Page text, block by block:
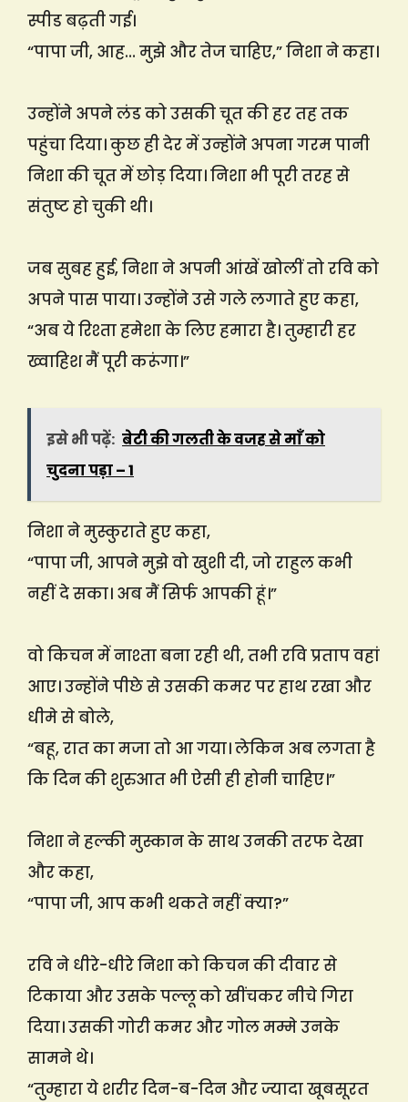
स्पीड बढ़ती गई।
“पापा जी, आह… मुझे और तेज चाहिए,” निशा ने कहा।
उन्होंने अपने लंड को उसकी चूत की हर तह तक
पहुंचा दिया। कुछ ही देर में उन्होंने अपना गरम पानी
निशा की चूत में छोड़ दिया। निशा भी पूरी तरह से
संतुष्ट हो चुकी थी।
जब सुबह हुई, निशा ने अपनी आंखें खोलीं तो रवि को
अपने पास पाया। उन्होंने उसे गले लगाते हुए कहा,
“अब ये रिश्ता हमेशा के लिए हमारा है। तुम्हारी हर
ख्वाहिश मैं पूरी करूंगा।”
इसे भी पढ़ें: बेटी की गलती के वजह से माँ को
चुदना पड़ा – 1
निशा ने मुस्कुराते हुए कहा,
“पापा जी, आपने मुझे वो खुशी दी, जो राहुल कभी
नहीं दे सका। अब मैं सिर्फ आपकी हूं।”
वो किचन में नाश्ता बना रही थी, तभी रवि प्रताप वहां
आए। उन्होंने पीछे से उसकी कमर पर हाथ रखा और
धीमे से बोले,
“बहू, रात का मजा तो आ गया। लेकिन अब लगता है
कि दिन की शुरुआत भी ऐसी ही होनी चाहिए।”
निशा ने हल्की मुस्कान के साथ उनकी तरफ देखा
और कहा,
“पापा जी, आप कभी थकते नहीं क्या?”
रवि ने धीरे-धीरे निशा को किचन की दीवार से
टिकाया और उसके पल्लू को खींचकर नीचे गिरा
दिया। उसकी गोरी कमर और गोल मम्मे उनके
सामने थे।
“तुम्हारा ये शरीर दिन-ब-दिन और ज्यादा खूबसूरत